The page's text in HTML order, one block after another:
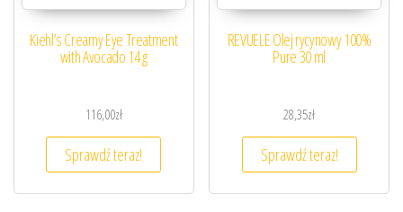
Kiehl’s Creamy Eye Treatment
with Avocado 14 g
116,00zł
Sprawdź teraz!
REVUELE Olej rycynowy 100%
Pure 30 ml
28,35zł
Sprawdź teraz!